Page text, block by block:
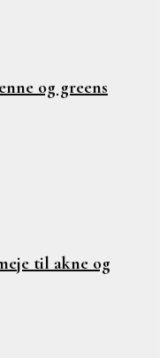
og greens
til akne og